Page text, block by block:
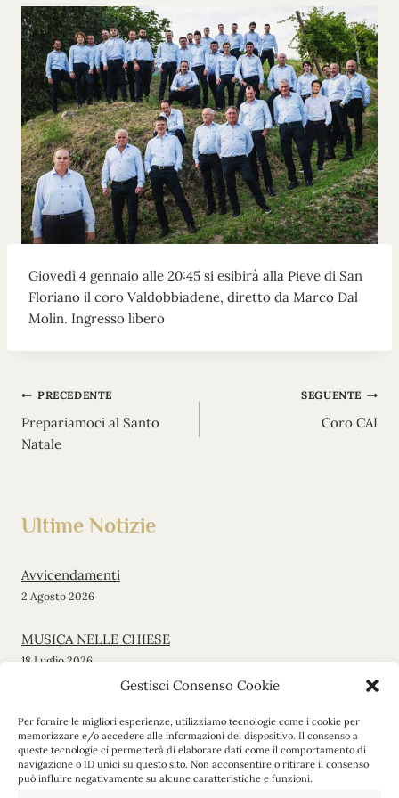
Gestisci Consenso Cookie
Per fornire le migliori esperienze, utilizziamo tecnologie come i cookie per
memorizzare e/o accedere alle informazioni del dispositivo. Il consenso a
queste tecnologie ci permetterà di elaborare dati come il comportamento di
navigazione o ID unici su questo sito. Non acconsentire o ritirare il consenso
può influire negativamente su alcune caratteristiche e funzioni.
Giovedì 4 gennaio alle 20:45 si esibirà alla Pieve di San
Floriano il coro Valdobbiadene, diretto da Marco Dal
Molin. Ingresso libero
Navigazione
articoli
PRECEDENTE
Prepariamoci al Santo
Natale
SEGUENTE
Coro CAI
Ultime Notizie
Avvicendamenti
2 Agosto 2026
MUSICA NELLE CHIESE
18 Luglio 2026
12 Giugno 2026
Gita a Maria Luggau
19 Maggio 2026